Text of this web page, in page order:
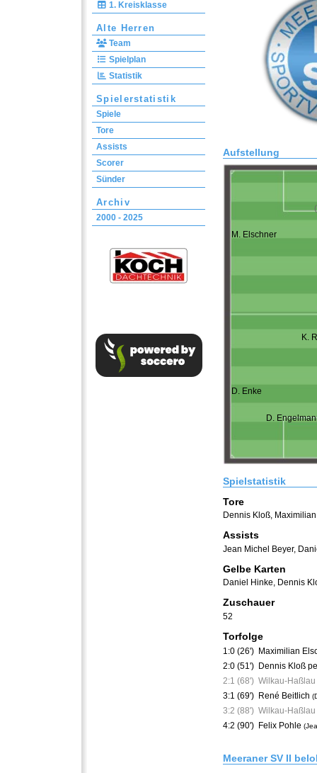
1. Kreisklasse
Alte Herren
Team
Spielplan
Statistik
Spielerstatistik
Spiele
Tore
Assists
Scorer
Sünder
Archiv
2000 - 2025
Aufstellung
M. Elschner
K.
D. Enke
D.
Spielstatistik
Tore
Dennis Kloß,
Assists
Jean Michel Beyer,
Gelbe Karten
Daniel Hinke, Dennis
Zuschauer
52
Torfolge
1:0 (26') Maximilian
2:0 (51') Dennis Kloß
2:1 (68') Wilkau-Haßlau
3:1 (69') René Beitlich
3:2 (88') Wilkau-Haßlau
4:2 (90') Felix Pohle
Meeraner SV II